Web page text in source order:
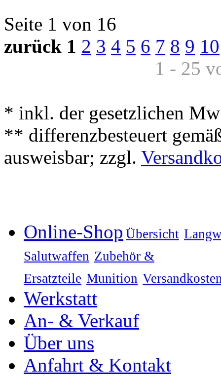
Seite 1 von 16
zurück 1 2 3 4 5 6 7 8 9 10
1 - 25
* inkl. der gesetzlichen
** differenzbesteuert
ausweisbar; zzgl.
Online-Shop Übersicht
Salutwaffen Zubehör &
Ersatzteile Munition
Werkstatt
An- & Verkauf
Über uns
Anfahrt & Kontakt